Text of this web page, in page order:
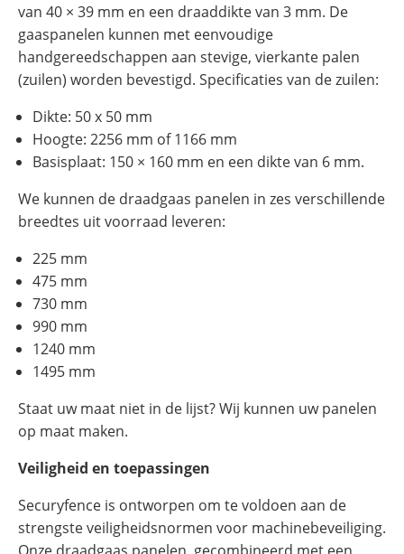
van 40 × 39 mm en een draaddikte van 3 mm. De
gaaspanelen kunnen met eenvoudige
handgereedschappen aan stevige, vierkante palen
(zuilen) worden bevestigd. Specificaties van de zuilen:
Dikte: 50 x 50 mm
Hoogte: 2256 mm of 1166 mm
Basisplaat: 150 × 160 mm en een dikte van 6 mm.
We kunnen de draadgaas panelen in zes verschillende
breedtes uit voorraad leveren:
225 mm
475 mm
730 mm
990 mm
1240 mm
1495 mm
Staat uw maat niet in de lijst? Wij kunnen uw panelen
op maat maken.
Veiligheid en toepassingen
Securyfence is ontworpen om te voldoen aan de
strengste veiligheidsnormen voor machinebeveiliging.